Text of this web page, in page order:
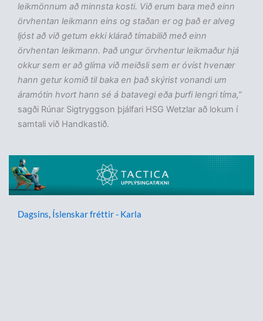
leikmönnum að minnsta kosti. Við erum bara með einn
örvhentan leikmann eins og staðan er og það er alveg
ljóst að við getum ekki klárað tímabilið með einn
örvhentan leikmann. Það ungur örvhentur leikmaður hjá
okkur sem er að glíma við meiðsli sem er óvíst hvenær
hann getur komið til baka en það skýrist vonandi um
áramótin hvort hann sé á batavegi eða þurfi lengri tíma,”
sagði Rúnar Sigtryggson þjálfari HSG Wetzlar að lokum í
samtali við Handkastið.
Dagsins, Íslenskar fréttir - Karla